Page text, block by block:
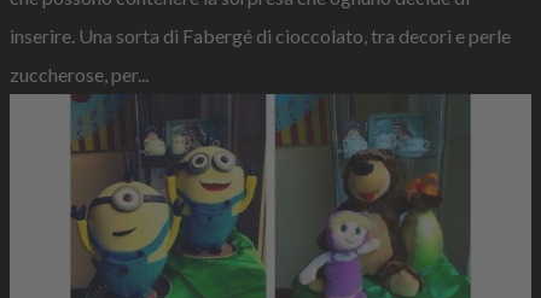
inserire. Una sorta di Fabergé di cioccolato, tra decori e perle
zuccherose, per...